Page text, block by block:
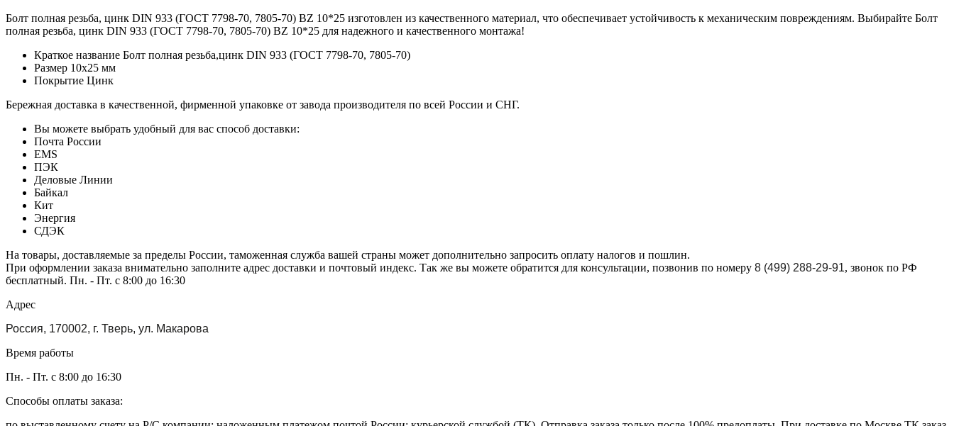
Болт полная резьба, цинк DIN 933 (ГОСТ 7798-70, 7805-70) BZ 10*25 изготовлен из качественного материал, что обеспечивает устойчивость к механическим повреждениям. Выбирайте Болт
полная резьба, цинк DIN 933 (ГОСТ 7798-70, 7805-70) BZ 10*25 для надежного и качественного монтажа!
Краткое название Болт полная резьба,цинк DIN 933 (ГОСТ 7798-70, 7805-70)
Размер 10х25 мм
Покрытие Цинк
Бережная доставка в качественной, фирменной упаковке от завода производителя по всей России и СНГ.
Вы можете выбрать удобный для вас способ доставки:
Почта России
EMS
ПЭК
Деловые Линии
Байкал
Кит
Энергия
СДЭК
На товары, доставляемые за пределы России, таможенная служба вашей страны может дополнительно запросить оплату налогов и пошлин.
При оформлении заказа внимательно заполните адрес доставки и почтовый индекс. Так же вы можете обратится для консультации, позвонив по номеру 8 (499) 288-29-91, звонок по РФ
бесплатный. Пн. - Пт. с 8:00 до 16:30
Адрес
Россия, 170002, г. Тверь, ул. Макарова
Время работы
Пн. - Пт. с 8:00 до 16:30
Способы оплаты заказа: